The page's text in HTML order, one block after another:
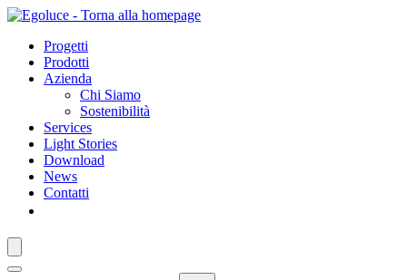
Progetti
Prodotti
Azienda
Chi Siamo
Sostenibilità
Services
Light Stories
Download
News
Contatti